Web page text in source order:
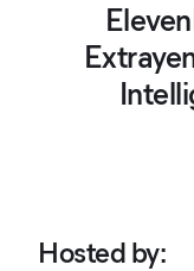
Hosted by: